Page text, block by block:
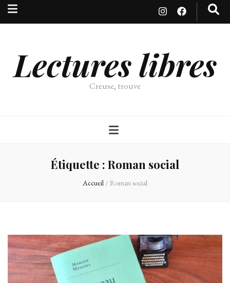
Lectures libres
Creuse, trouve
Étiquette : Roman social
Accueil / Roman social